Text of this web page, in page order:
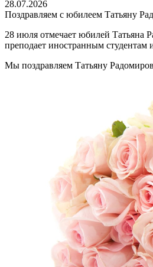
28.07.2026
Поздравляем с юбилеем Татьяну
28 июля отмечает юбилей Татьяна
преподает иностранным
Мы поздравляем Татьяну